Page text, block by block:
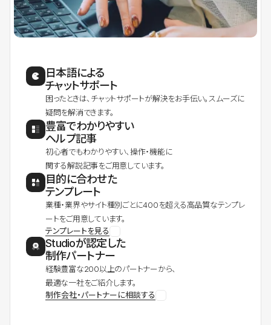
日本語による
チャットサポート
困ったときは、チャットサポートが解決をお手伝い。スムーズに
疑問を解消できます。
豊富でわかりやすい
ヘルプ記事
初心者でもわかりやすい、操作・機能に
関する解説記事をご用意しています。
目的に合わせた
テンプレート
業種・業界やサイト種別ごとに400を超える高品質なテンプレ
ートをご用意しています。
テンプレートを見る
Studioが認定した
制作パートナー
経験豊富な200以上のパートナーから、
最適な一社をご紹介します。
制作会社・パートナーに相談する